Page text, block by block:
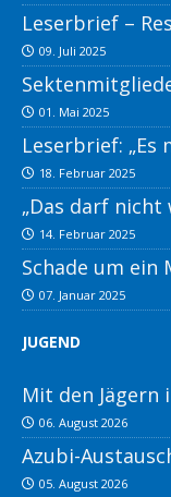
Leserbrief –
09. Juli 2025
01. Mai 2025
Leserbrief: „Es
18. Februar 2025
„Das darf nicht
14. Februar 2025
Schade um ein
07. Januar 2025
JUGEND
Mit den Jägern
06. August 2026
Azubi-
05. August 2026